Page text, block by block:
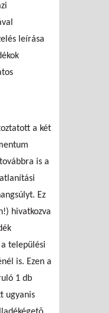
leírása
a két
is a
Ez
hivatkozva
települési
is. Ezen a
1 db
ugyanis